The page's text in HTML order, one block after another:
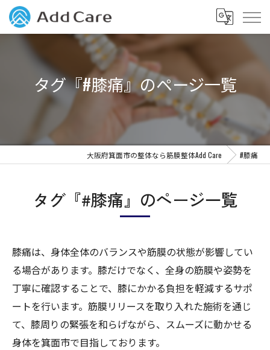
タグ『#膝痛』のページ一覧
大阪府箕面市の整体なら筋膜整体Add Care #膝痛
タグ『#膝痛』のページ一覧
膝痛は、身体全体のバランスや筋膜の状態が影響してい
る場合があります。膝だけでなく、全身の筋膜や姿勢を
丁寧に確認することで、膝にかかる負担を軽減するサポ
ートを行います。筋膜リリースを取り入れた施術を通じ
て、膝周りの緊張を和らげながら、スムーズに動かせる
身体を箕面市で目指しております。